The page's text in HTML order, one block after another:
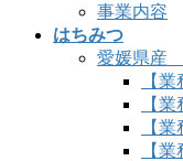
事業内容
はちみつ
愛媛県産
【
【
【
【